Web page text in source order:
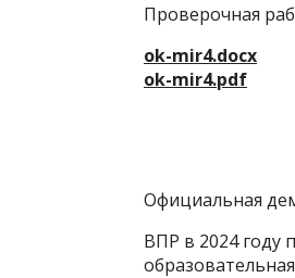
Проверочная
ok-mir4.docx
ok-mir4.pdf
Официальная
ВПР в 2024 году